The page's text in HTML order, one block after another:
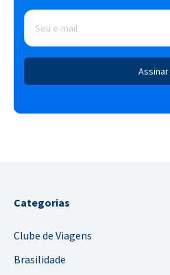
E-
mail *
Categorias
Clube de Viagens
Brasilidade